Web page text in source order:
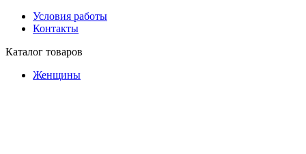
Условия работы
Контакты
Каталог товаров
Женщины